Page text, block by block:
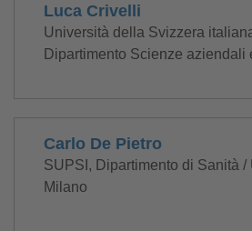
Luca Crivelli
Università della Svizzera
Dipartimento Scienze aziendali
Carlo De Pietro
SUPSI, Dipartimento di Sanità
Milano